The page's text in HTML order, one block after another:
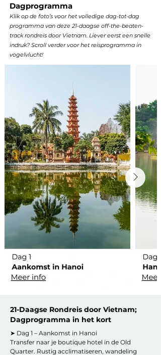
Dagprogramma
Klik op de foto’s voor het volledige dag-tot-dag
programma van deze 21-daagse off-the-beaten-
track rondreis door Vietnam. Liever eerst een snelle
indruk? Scroll verder voor het reisprogramma in
vogelvlucht!
21-Daagse Rondreis door Vietnam;
Dagprogramma in het kort
➤ Dag 1 – Aankomst in Hanoi
Transfer naar je boutique hotel in de Old
Quarter. Rustig acclimatiseren, wandeling